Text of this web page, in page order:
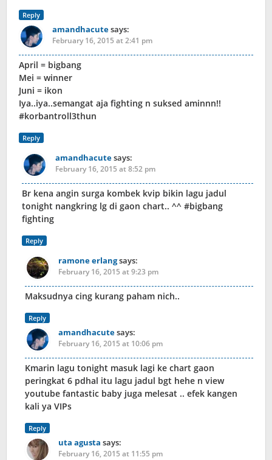
Reply
amandhacutesays:
February 16, 2015 at 2:41 pm
April = bigbang
Mei = winner
Juni = ikon
Iya..iya..semangat aja fighting n suksed aminnn!!
#korbantroll3thun
Reply
amandhacutesays:
February 16, 2015 at 8:52 pm
Br kena angin surga kombek kvip bikin lagu jadul
tonight nangkring lg di gaon chart.. ^^ #bigbang
fighting
Reply
ramone erlangsays:
February 16, 2015 at 9:23 pm
Maksudnya cing kurang paham nich..
Reply
amandhacutesays:
February 16, 2015 at 10:06 pm
Kmarin lagu tonight masuk lagi ke chart gaon
peringkat 6 pdhal itu lagu jadul bgt hehe n view
youtube fantastic baby juga melesat .. efek kangen
kali ya VIPs
Reply
uta agusta says:
February 16, 2015 at 11:55 pm